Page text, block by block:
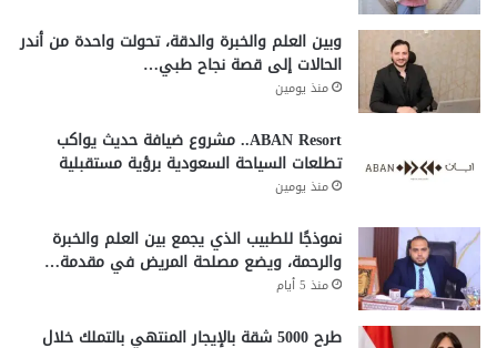
وبين العلم والخبرة والدقة، تحولت واحدة من أندر
الحالات إلى قصة نجاح طبي…
منذ يومين
ABAN Resort.. مشروع ضيافة حديث يواكب
تطلعات السياحة السعودية برؤية مستقبلية
منذ يومين
نموذجًا للطبيب الذي يجمع بين العلم والخبرة
والرحمة، ويضع مصلحة المريض في مقدمة…
منذ 5 أيام
طرح 5000 شقة بالإيجار المنتهي بالتملك خلال